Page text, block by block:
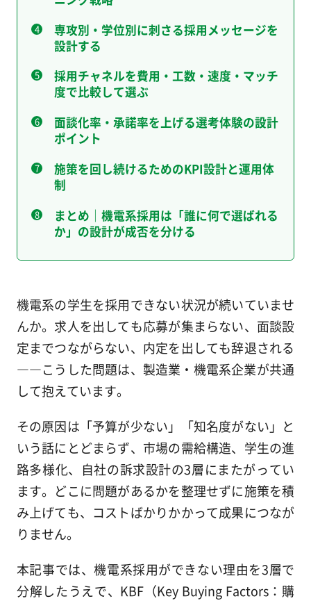
専攻別・学位別に刺さる採用メッセージを
設計する
採用チャネルを費用・工数・速度・マッチ
度で比較して選ぶ
面談化率・承諾率を上げる選考体験の設計
ポイント
施策を回し続けるためのKPI設計と運用体
制
まとめ｜機電系採用は「誰に何で選ばれる
か」の設計が成否を分ける
機電系の学生を採用できない状況が続いていませ
んか。求人を出しても応募が集まらない、面談設
定までつながらない、内定を出しても辞退される
――こうした問題は、製造業・機電系企業が共通
して抱えています。
その原因は「予算が少ない」「知名度がない」と
いう話にとどまらず、市場の需給構造、学生の進
路多様化、自社の訴求設計の3層にまたがってい
ます。どこに問題があるかを整理せずに施策を積
み上げても、コストばかりかかって成果につなが
りません。
本記事では、機電系採用ができない理由を3層で
分解したうえで、KBF（Key Buying Factors：購